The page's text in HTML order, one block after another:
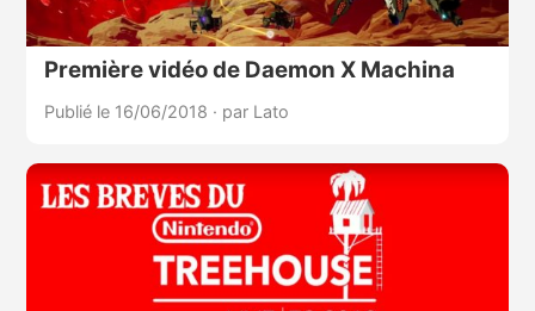
Première vidéo de Daemon X Machina
Publié le 16/06/2018 · par Lato